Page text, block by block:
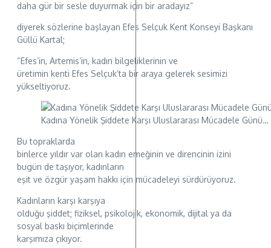
daha gür bir sesle duyurmak için bir aradayız”
diyerek sözlerine başlayan Efes Selçuk Kent Konseyi Başkanı
Güllü Kartal;
“Efes’in, Artemis’in, kadın bilgeliklerinin ve
üretimin kenti Efes Selçuk’ta bir araya gelerek sesimizi
yükseltiyoruz.
Kadına Yönelik Şiddete Karşı Uluslararası Mücadele Günü…
Bu topraklarda
binlerce yıldır var olan kadın emeğinin ve direncinin izini
bugün de taşıyor, kadınların
eşit ve özgür yaşam hakkı için mücadeleyi sürdürüyoruz.
Kadınların karşı karşıya
olduğu şiddet; fiziksel, psikolojik, ekonomik, dijital ya da
sosyal baskı biçimlerinde
karşımıza çıkıyor.